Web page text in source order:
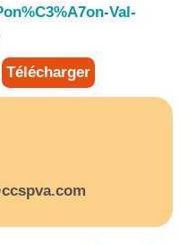
Val-
Télécharger